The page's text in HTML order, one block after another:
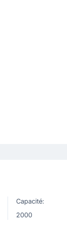
Capacité:
2000